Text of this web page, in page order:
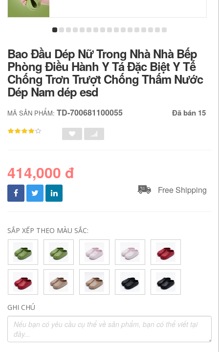
Bao Đầu Dép Nữ Trong Nhà Nhà Bếp
Phòng Điều Hành Y Tá Đặc Biệt Y Tế
Chống Trơn Trượt Chống Thấm Nước
Dép Nam dép esd
MÃ SẢN PHẨM: TD-700681100055 Đã bán 15
414,000 đ
Free Shipping
SẮP XẾP THEO MÀU SẮC:
GHI CHÚ